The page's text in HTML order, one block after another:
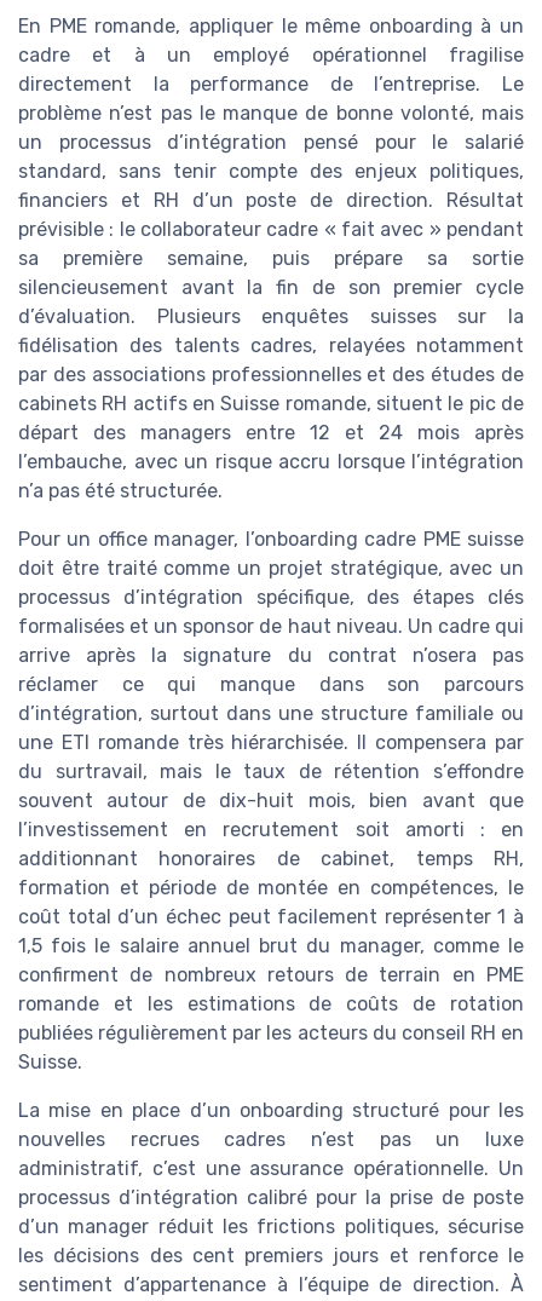
En PME romande, appliquer le même onboarding à un
cadre et à un employé opérationnel fragilise
directement la performance de l’entreprise. Le
problème n’est pas le manque de bonne volonté, mais
un processus d’intégration pensé pour le salarié
standard, sans tenir compte des enjeux politiques,
financiers et RH d’un poste de direction. Résultat
prévisible : le collaborateur cadre « fait avec » pendant
sa première semaine, puis prépare sa sortie
silencieusement avant la fin de son premier cycle
d’évaluation. Plusieurs enquêtes suisses sur la
fidélisation des talents cadres, relayées notamment
par des associations professionnelles et des études de
cabinets RH actifs en Suisse romande, situent le pic de
départ des managers entre 12 et 24 mois après
l’embauche, avec un risque accru lorsque l’intégration
n’a pas été structurée.
Pour un office manager, l’onboarding cadre PME suisse
doit être traité comme un projet stratégique, avec un
processus d’intégration spécifique, des étapes clés
formalisées et un sponsor de haut niveau. Un cadre qui
arrive après la signature du contrat n’osera pas
réclamer ce qui manque dans son parcours
d’intégration, surtout dans une structure familiale ou
une ETI romande très hiérarchisée. Il compensera par
du surtravail, mais le taux de rétention s’effondre
souvent autour de dix-huit mois, bien avant que
l’investissement en recrutement soit amorti : en
additionnant honoraires de cabinet, temps RH,
formation et période de montée en compétences, le
coût total d’un échec peut facilement représenter 1 à
1,5 fois le salaire annuel brut du manager, comme le
confirment de nombreux retours de terrain en PME
romande et les estimations de coûts de rotation
publiées régulièrement par les acteurs du conseil RH en
Suisse.
La mise en place d’un onboarding structuré pour les
nouvelles recrues cadres n’est pas un luxe
administratif, c’est une assurance opérationnelle. Un
processus d’intégration calibré pour la prise de poste
d’un manager réduit les frictions politiques, sécurise
les décisions des cent premiers jours et renforce le
sentiment d’appartenance à l’équipe de direction. À